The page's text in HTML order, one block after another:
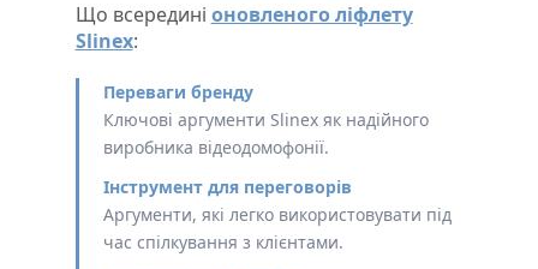
Що всередині оновленого ліфлету
Slinex:
Переваги бренду
Ключові аргументи Slinex як надійного
виробника відеодомофонії.
Інструмент для переговорів
Аргументи, які легко використовувати під
час спілкування з клієнтами.